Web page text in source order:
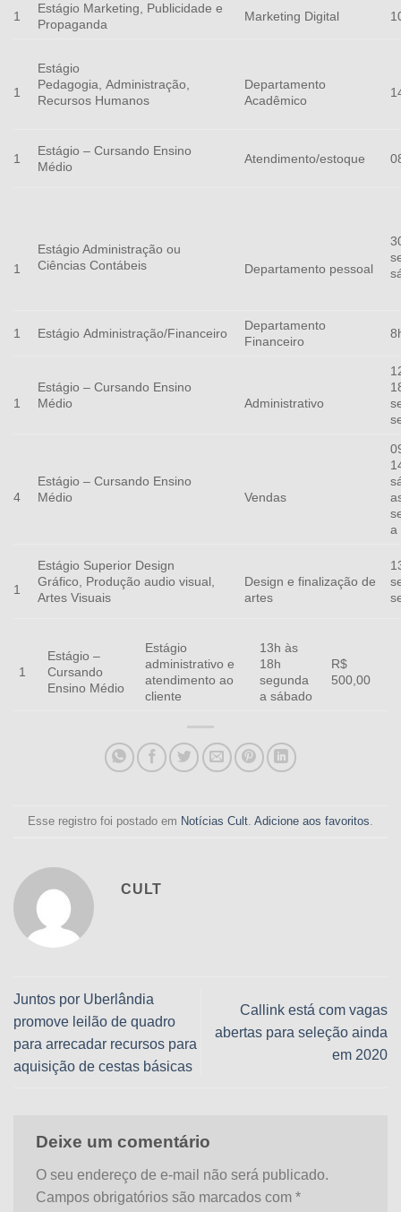
1
Estágio Marketing, Publicidade e
Propaganda
Marketing Digital
1
Estágio
Pedagogia,Administração,
Recursos Humanos
Departamento
Acadêmico
1
Estágio – Cursando Ensino
Médio
Atendimento/estoque
1
Estágio Administração ou
Ciências Contábeis
Departamento pessoal
1 EstágioAdministração/Financeiro
Departamento
Financeiro
1
Estágio – Cursando Ensino
Médio
Administrativo
4
Estágio – Cursando Ensino
Médio
Vendas
a
1
Estágio Superior Design
Gráfico, Produção audio visual,
Artes Visuais
Design e finalização de
artes
1
Estágio –
Cursando
Ensino Médio
Estágio
administrativo e
atendimento ao
cliente
13h às
18h
segunda
a sábado
R$
500,00
Esse registro foi postado em Notícias Cult Adicione aos favoritos
CULT
Juntos por Uberlândia
promove leilão de quadro
para arrecadar recursos para
aquisição de cestas básicas
Callink está com vagas
abertas para seleção ainda
em 2020
Deixe um comentário
O seu endereço de e-mail não será publicado.
Campos obrigatórios são marcados com *